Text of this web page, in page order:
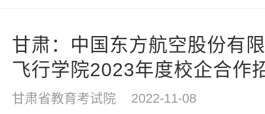
甘肃：中国东方航空股份有
飞行学院2023年度校企合作
章
甘肃省教育考试院 2022-11-08